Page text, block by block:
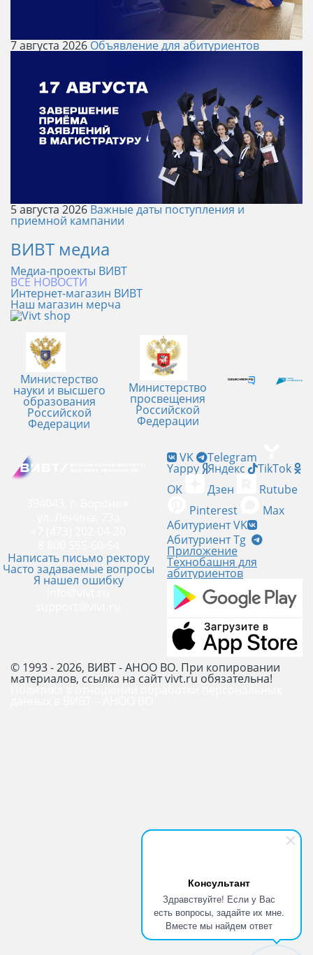
Консультант
Здравствуйте! Если у Вас
есть вопросы, задайте их мне.
Вместе мы найдем ответ
7 августа 2026Объявление для абитуриентов
5 августа 2026 Важные даты поступления и
приемной кампании
ВИВТ медиа
Медиа-проекты ВИВТ
ВСЕ НОВОСТИ
Интернет-магазин ВИВТ
Наш магазин мерча
Министерство
науки и высшего
образования
Российской
Федерации
Министерство
просвещения
Российской
Федерации
Написать письмо ректору
Часто задаваемые вопросы
Я нашел ошибку
VK Telegram
Yappy Яндекс
TikTok
OK
Дзен
Rutube
Pinterest
Max
Абитуриент VK
Абитуриент Tg
Приложение
Технобашня для
абитуриентов
© 1993 - 2026, ВИВТ - АНОО ВО. При копировании
материалов, ссылка на сайт vivt.ru обязательна!
Политика в отношении обработки персональных